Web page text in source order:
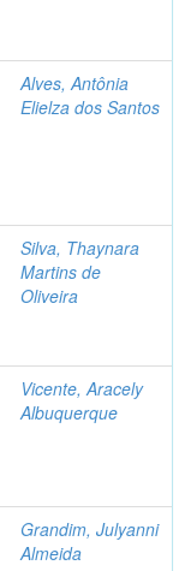
Alves, Antônia
Elielza dos Santos
Silva, Thaynara
Martins de
Oliveira
Vicente, Aracely
Albuquerque
Grandim, Julyanni
Almeida